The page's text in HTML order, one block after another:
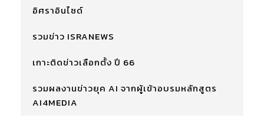
อิศราอินไซด์
รวมข่าว ISRANEWS
เกาะติดข่าวเลือกตั้ง ปี 66
รวมผลงานข่าวยุค AI จากผู้เข้าอบรมหลักสูตร
AI4MEDIA